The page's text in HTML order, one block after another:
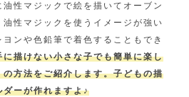
性マジックで絵を描いてオーブン
性マジックを使うイメージが強い
ンや色鉛筆で着色することもでき
に描けない小さな子でも簡単に楽し
方法をご紹介します。子どもの描
ダーが作れますよ♪